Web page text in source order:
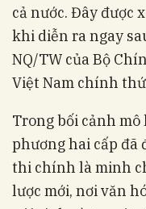
cả nước. Đây được
khi diễn ra ngay
NQ/TW của Bộ
Việt Nam chính
Trong bối cảnh
phương hai cấp đã
thi chính là minh
lược mới, nơi văn